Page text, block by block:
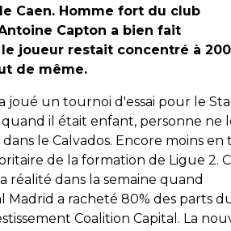
Caen. Homme fort du club
Capton a bien fait
joueur restait concentré à
de même.
joué un tournoi d'essai pour le
il était enfant, personne ne
le Calvados. Encore moins en
de la formation de Ligue 2.
dans la semaine quand
Madrid a racheté 80% des parts
Coalition Capital. La